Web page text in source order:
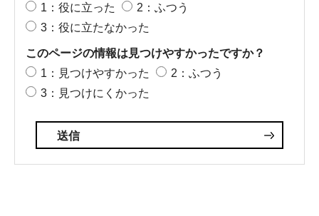
1：役に立った
2：ふつう
3：役に立たなかった
このページの情報は見つけやすかったですか？
1：見つけやすかった
2：ふつう
3：見つけにくかった